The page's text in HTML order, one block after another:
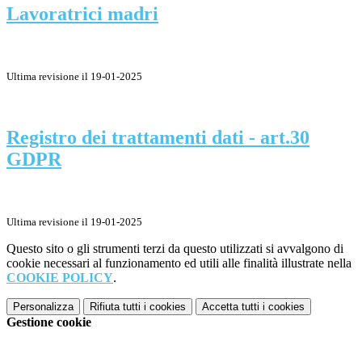
Lavoratrici madri
Ultima revisione il 19-01-2025
Registro dei trattamenti dati - art.30
GDPR
Ultima revisione il 19-01-2025
Questo sito o gli strumenti terzi da questo utilizzati si avvalgono di
cookie necessari al funzionamento ed utili alle finalità illustrate nella
COOKIE POLICY.
Personalizza Rifiuta tutti i cookies Accetta tutti i cookies
Gestione cookie